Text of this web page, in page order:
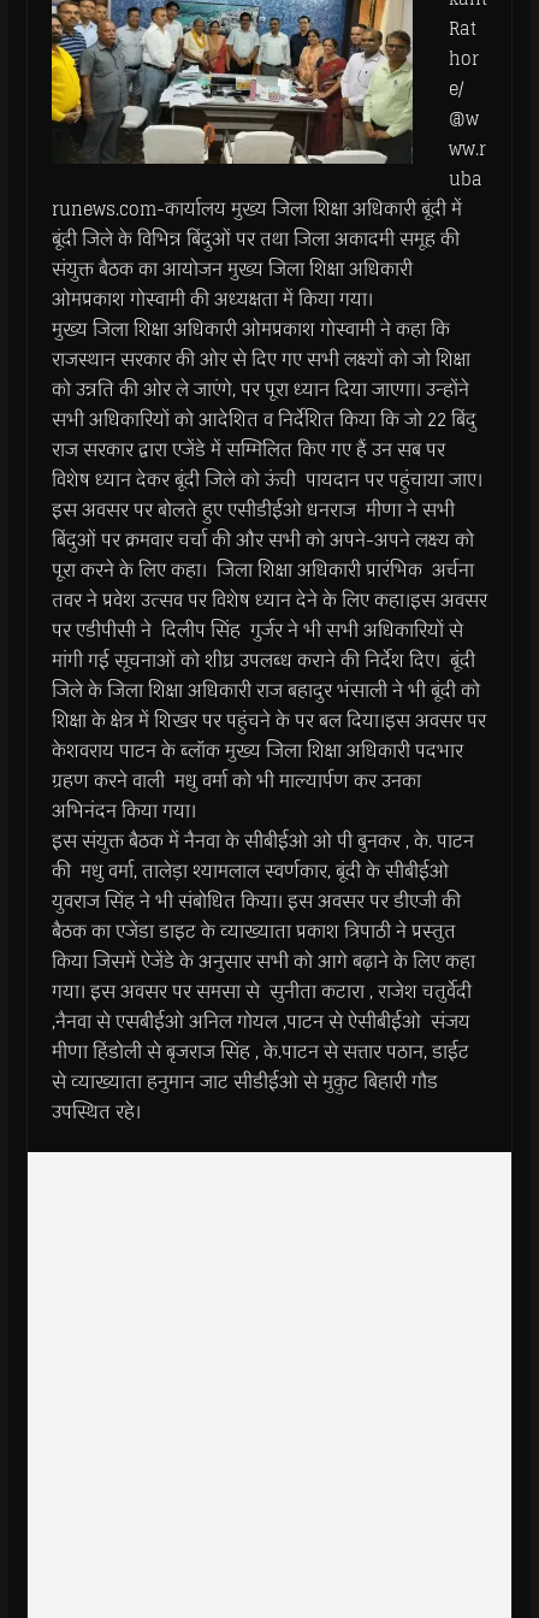
Rat
hor
e/
@w
ww.r
uba
runews.com-कार्यालय मुख्य जिला शिक्षा अधिकारी बूंदी में
बूंदी जिले के विभिन्न बिंदुओं पर तथा जिला अकादमी समूह की
संयुक्त बैठक का आयोजन मुख्य जिला शिक्षा अधिकारी
ओमप्रकाश गोस्वामी की अध्यक्षता में किया गया।
मुख्य जिला शिक्षा अधिकारी ओमप्रकाश गोस्वामी ने कहा कि
राजस्थान सरकार की ओर से दिए गए सभी लक्ष्यों को जो शिक्षा
को उन्नति की ओर ले जाएंगे, पर पूरा ध्यान दिया जाएगा। उन्होंने
सभी अधिकारियों को आदेशित व निर्देशित किया कि जो 22 बिंदु
राज सरकार द्वारा एजेंडे में सम्मिलित किए गए हैं उन सब पर
विशेष ध्यान देकर बूंदी जिले को ऊंची पायदान पर पहुंचाया जाए।
इस अवसर पर बोलते हुए एसीडीईओ धनराज मीणा ने सभी
बिंदुओं पर क्रमवार चर्चा की और सभी को अपने-अपने लक्ष्य को
पूरा करने के लिए कहा। जिला शिक्षा अधिकारी प्रारंभिक अर्चना
तवर ने प्रवेश उत्सव पर विशेष ध्यान देने के लिए कहा।इस अवसर
पर एडीपीसी ने दिलीप सिंह गुर्जर ने भी सभी अधिकारियों से
मांगी गई सूचनाओं को शीघ्र उपलब्ध कराने की निर्देश दिए। बूंदी
जिले के जिला शिक्षा अधिकारी राज बहादुर भंसाली ने भी बूंदी को
शिक्षा के क्षेत्र में शिखर पर पहुंचने के पर बल दिया।इस अवसर पर
केशवराय पाटन के ब्लॉक मुख्य जिला शिक्षा अधिकारी पदभार
ग्रहण करने वाली मधु वर्मा को भी माल्यार्पण कर उनका
अभिनंदन किया गया।
इस संयुक्त बैठक में नैनवा के सीबीईओ ओ पी बुनकर , के. पाटन
की मधु वर्मा, तालेड़ा श्यामलाल स्वर्णकार, बूंदी के सीबीईओ
युवराज सिंह ने भी संबोधित किया। इस अवसर पर डीएजी की
बैठक का एजेंडा डाइट के व्याख्याता प्रकाश त्रिपाठी ने प्रस्तुत
किया जिसमें ऐजेंडे के अनुसार सभी को आगे बढ़ाने के लिए कहा
गया। इस अवसर पर समसा से सुनीता कटारा , राजेश चतुर्वेदी
,नैनवा से एसबीईओ अनिल गोयल ,पाटन से ऐसीबीईओ संजय
मीणा हिंडोली से बृजराज सिंह , के.पाटन से सत्तार पठान, डाईट
से व्याख्याता हनुमान जाट सीडीईओ से मुकुट बिहारी गौड
उपस्थित रहे।